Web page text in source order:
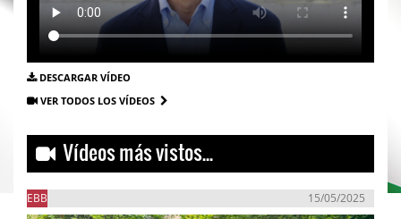
DESCARGAR VÍDEO
VER TODOS LOS VÍDEOS
Vídeos más vistos...
EBB 15/05/2025